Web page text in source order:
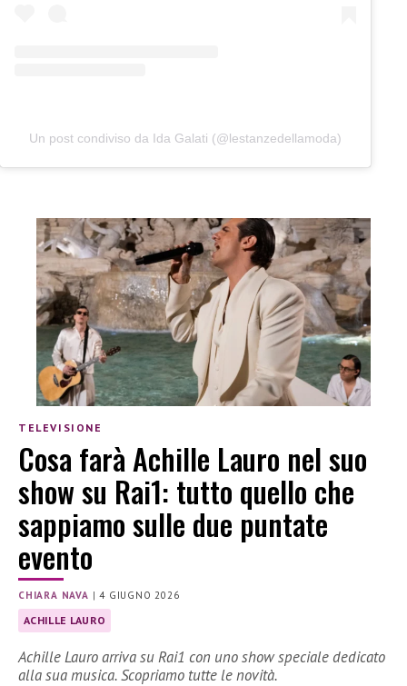
Un post condiviso da Ida Galati (@lestanzedellamoda)
TELEVISIONE
Cosa farà Achille Lauro nel suo
show su Rai1: tutto quello che
sappiamo sulle due puntate
evento
CHIARA NAVA |4 GIUGNO 2026
ACHILLE LAURO
Achille Lauro arriva su Rai1 con uno show speciale dedicato
alla sua musica. Scopriamo tutte le novità.